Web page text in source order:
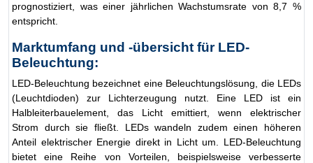
prognostiziert, was einer jährlichen Wachstumsrate von 8,7 %
entspricht.
Marktumfang und -übersicht für LED-
Beleuchtung:
LED-Beleuchtung bezeichnet eine Beleuchtungslösung, die LEDs
(Leuchtdioden) zur Lichterzeugung nutzt. Eine LED ist ein
Halbleiterbauelement, das Licht emittiert, wenn elektrischer
Strom durch sie fließt. LEDs wandeln zudem einen höheren
Anteil elektrischer Energie direkt in Licht um. LED-Beleuchtung
bietet eine Reihe von Vorteilen, beispielsweise verbesserte